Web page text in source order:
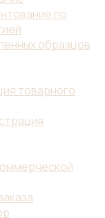
по
образцов
товарного